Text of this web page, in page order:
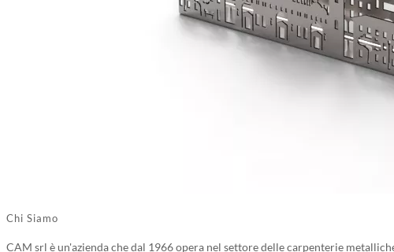
Chi Siamo
CAM srl è un'azienda che dal 1966 opera nel settore delle carpenterie